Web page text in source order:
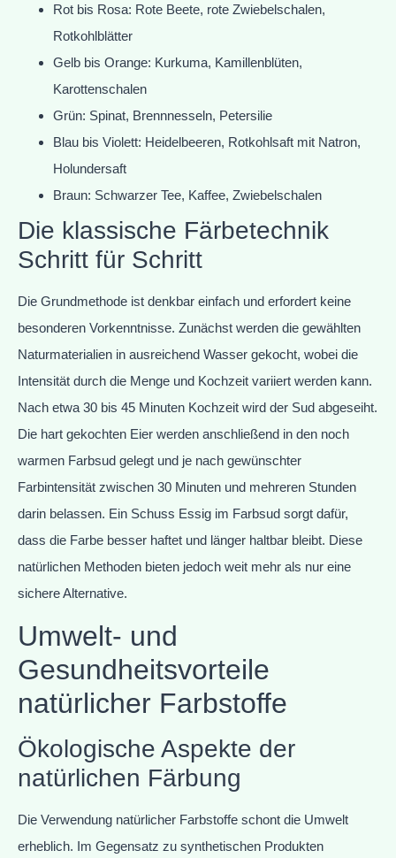
Rot bis Rosa: Rote Beete, rote Zwiebelschalen,
Rotkohlblätter
Gelb bis Orange: Kurkuma, Kamillenblüten,
Karottenschalen
Grün: Spinat, Brennnesseln, Petersilie
Blau bis Violett: Heidelbeeren, Rotkohlsaft mit Natron,
Holundersaft
Braun: Schwarzer Tee, Kaffee, Zwiebelschalen
Die klassische Färbetechnik
Schritt für Schritt
Die Grundmethode ist denkbar einfach und erfordert keine
besonderen Vorkenntnisse. Zunächst werden die gewählten
Naturmaterialien in ausreichend Wasser gekocht, wobei die
Intensität durch die Menge und Kochzeit variiert werden kann.
Nach etwa 30 bis 45 Minuten Kochzeit wird der Sud abgeseiht.
Die hart gekochten Eier werden anschließend in den noch
warmen Farbsud gelegt und je nach gewünschter
Farbintensität zwischen 30 Minuten und mehreren Stunden
darin belassen. Ein Schuss Essig im Farbsud sorgt dafür,
dass die Farbe besser haftet und länger haltbar bleibt. Diese
natürlichen Methoden bieten jedoch weit mehr als nur eine
sichere Alternative.
Umwelt- und
Gesundheitsvorteile
natürlicher Farbstoffe
Ökologische Aspekte der
natürlichen Färbung
Die Verwendung natürlicher Farbstoffe schont die Umwelt
erheblich. Im Gegensatz zu synthetischen Produkten